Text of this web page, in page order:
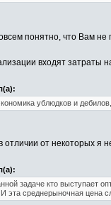
понятно, что Вам не
входят затраты
ублюдков и
отличии от некоторых я
задаче кто выступает
И эта среднерыночная цена